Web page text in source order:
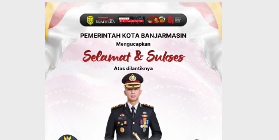
Dinas PUPR Kalsel Pembangunan
Tindak Lanjut
Pascakecelakaan Maut,
Pemerintah Janji
Tingkatkan Fasilitas
Keselamatan Jalan
Alternatif Banjarbaru–